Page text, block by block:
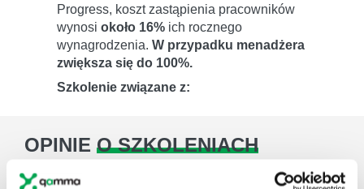
Progress, koszt zastąpienia pracowników
wynosi około 16% ich rocznego
wynagrodzenia. W przypadku menadżera
zwiększa się do 100%.
Szkolenie związane z:
OPINIE O SZKOLENIACH
Cenię sobie dobrą komunikację i obsługę klienta za